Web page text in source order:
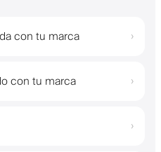
con tu marca ›
con tu marca ›
›